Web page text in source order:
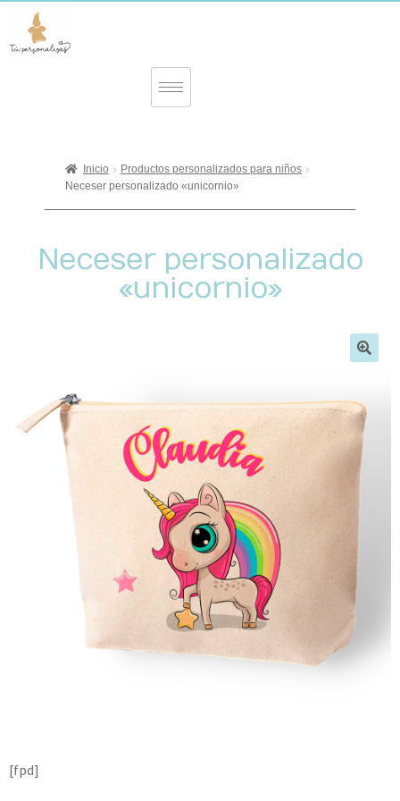
Inicio
Productos personalizados para niños
Neceser personalizado «unicornio»
Neceser personalizado
«unicornio»
[fpd]